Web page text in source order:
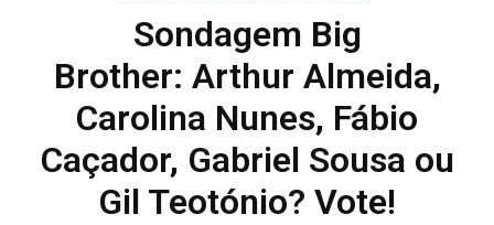
Sondagem Big
Brother: Arthur Almeida,
Carolina Nunes, Fábio
Caçador, Gabriel Sousa ou
Gil Teotónio? Vote!